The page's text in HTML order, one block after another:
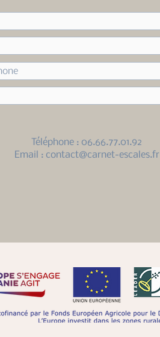
Téléphone : 06.66.77.01.92
Email : contact@carnet-escales.fr